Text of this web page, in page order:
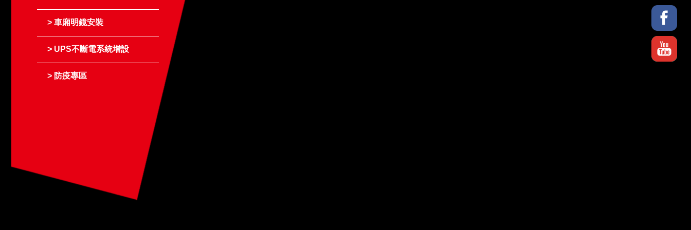
車廂明鏡安裝
UPS不斷電系統增設
防疫專區